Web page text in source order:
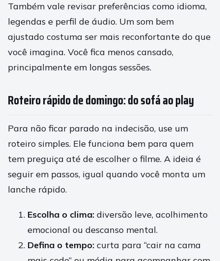
Também vale revisar preferências como idioma,
legendas e perfil de áudio. Um som bem
ajustado costuma ser mais reconfortante do que
você imagina. Você fica menos cansado,
principalmente em longas sessões.
Roteiro rápido de domingo: do sofá ao play
Para não ficar parado na indecisão, use um
roteiro simples. Ele funciona bem para quem
tem preguiça até de escolher o filme. A ideia é
seguir em passos, igual quando você monta um
lanche rápido.
Escolha o clima: diversão leve, acolhimento
emocional ou descanso mental.
Defina o tempo: curta para “cair na cama